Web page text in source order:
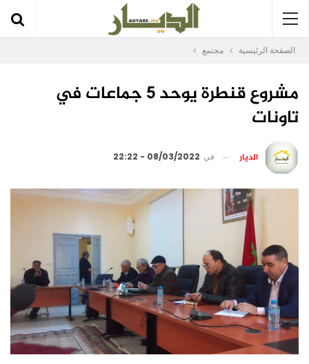
الصفحة الرئيسية مجتمع
مشروع قنطرة يوحد 5 جماعات في
تاونات
الديار في 08/03/2022 - 22:22